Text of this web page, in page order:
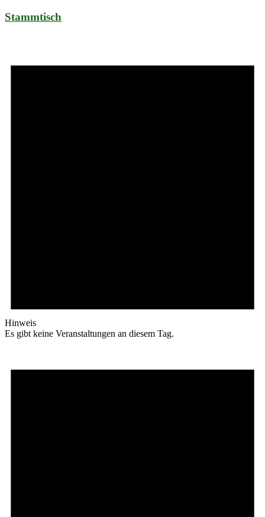
Stammtisch
Hinweis
Es gibt keine Veranstaltungen an diesem Tag.